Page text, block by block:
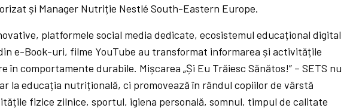
și Manager Nutriție Nestlé South-Eastern Europe.
platformele social media dedicate, ecosistemul educațional digital
e-Book-uri, filme YouTube au transformat informarea și activitățile
în comportamente durabile. Mișcarea „Și Eu Trăiesc Sănătos!” – SETS nu
la educația nutrițională, ci promovează în rândul copiilor de vârstă
fizice zilnice, sportul, igiena personală, somnul, timpul de calitate